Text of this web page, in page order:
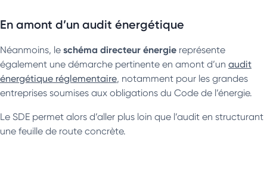
En amont d’un audit énergétique
Néanmoins, le schéma directeur énergie représente
également une démarche pertinente en amont d’un audit
énergétique réglementaire, notamment pour les grandes
entreprises soumises aux obligations du Code de l’énergie.
Le SDE permet alors d’aller plus loin que l’audit en structurant
une feuille de route concrète.